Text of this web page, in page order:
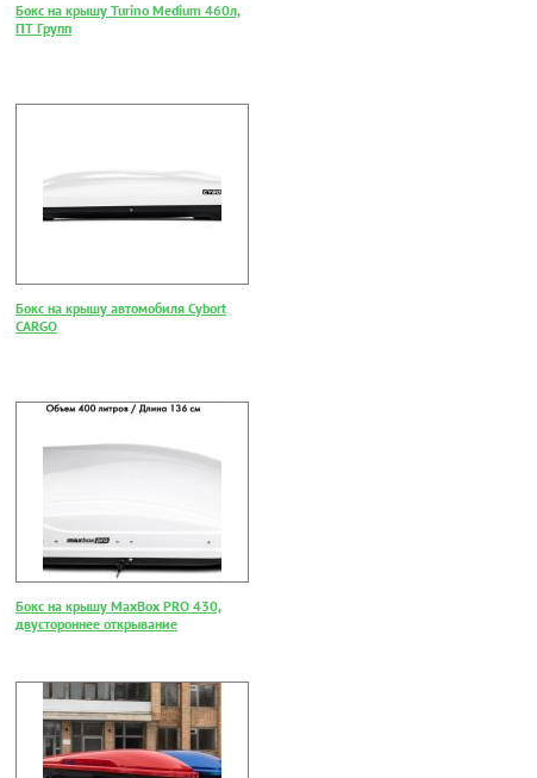
Бокс на крышу Turino Medium 460л,
ПТ Групп
Бокс на крышу автомобиля Cybort
CARGO
Бокс на крышу MaxBox PRO 430,
двустороннее открывание